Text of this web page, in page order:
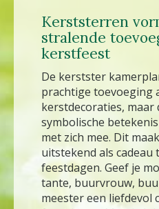
Kerststerren
stralende
kerstfeest
De kerstster
prachtige toevoeging
kerstdecoraties, maar
symbolische
met zich mee. Dit
uitstekend als cadeau
feestdagen. Geef je
tante, buurvrouw,
meester een liefdevol